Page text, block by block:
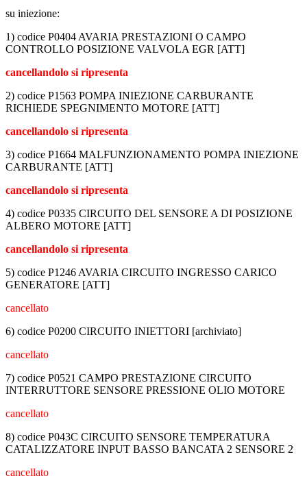
su iniezione:
1) codice P0404 AVARIA PRESTAZIONI O CAMPO
CONTROLLO POSIZIONE VALVOLA EGR [ATT]
cancellandolo si ripresenta
2) codice P1563 POMPA INIEZIONE CARBURANTE
RICHIEDE SPEGNIMENTO MOTORE [ATT]
cancellandolo si ripresenta
3) codice P1664 MALFUNZIONAMENTO POMPA INIEZIONE
CARBURANTE [ATT]
cancellandolo si ripresenta
4) codice P0335 CIRCUITO DEL SENSORE A DI POSIZIONE
ALBERO MOTORE [ATT]
cancellandolo si ripresenta
5) codice P1246 AVARIA CIRCUITO INGRESSO CARICO
GENERATORE [ATT]
cancellato
6) codice P0200 CIRCUITO INIETTORI [archiviato]
cancellato
7) codice P0521 CAMPO PRESTAZIONE CIRCUITO
INTERRUTTORE SENSORE PRESSIONE OLIO MOTORE
cancellato
8) codice P043C CIRCUITO SENSORE TEMPERATURA
CATALIZZATORE INPUT BASSO BANCATA 2 SENSORE 2
cancellato